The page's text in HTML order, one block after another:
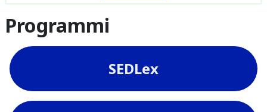
Programmi
SEDLex